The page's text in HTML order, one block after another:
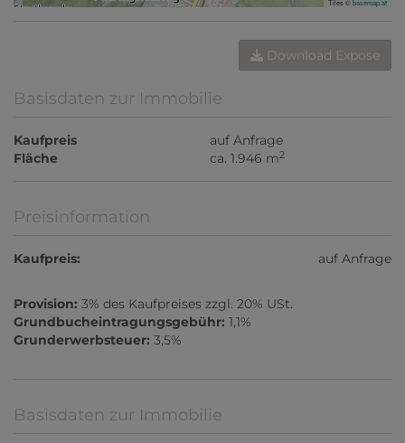
Tiles ©basemap.at
Download Expose
Basisdaten zur Immobilie
Kaufpreis
auf Anfrage
Fläche
ca. 1.946 m2
Preisinformation
Kaufpreis: auf Anfrage
Provision: 3% des Kaufpreises zzgl. 20% USt.
Grundbucheintragungsgebühr: 1,1%
Grunderwerbsteuer: 3,5%
Basisdaten zur Immobilie